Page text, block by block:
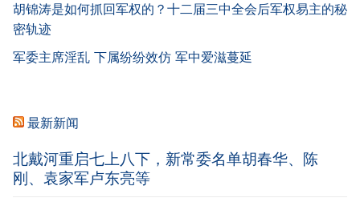
胡锦涛是如何抓回军权的？十二届三中全会后军权易主的秘
密轨迹
军委主席淫乱 下属纷纷效仿 军中爱滋蔓延
最新新闻
北戴河重启七上八下，新常委名单胡春华、陈
刚、袁家军卢东亮等